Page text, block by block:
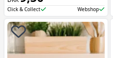
oplagte at bruge på skuffer.
Click & Collect Webshop